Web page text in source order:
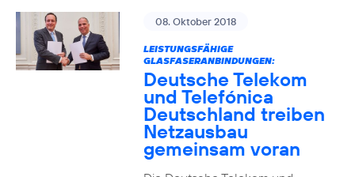
08. Oktober 2018
LEISTUNGSFÄHIGE
GLASFASERANBINDUNGEN:
Deutsche Telekom
und Telefónica
Deutschland treiben
Netzausbau
gemeinsam voran